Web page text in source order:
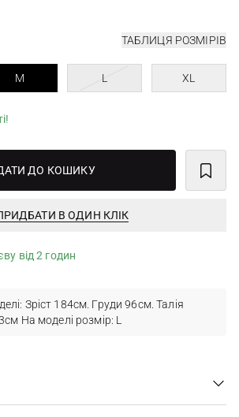
ТАБЛИЦЯ РОЗМІРІВ
M L XL
ДО КОШИКУ
В ОДИН КЛІК
від 2 годин
Зріст 184см. Груди 96см. Талія
На моделі розмір: L